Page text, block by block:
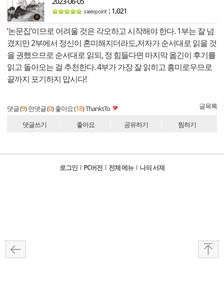
: 1,021
‘논문집’이므로 어려울 것은 각오하고 시작해야 한다. 1부는 잘 넘
겼지만 2부에서 정신이 혼미해지더라도,저자가 순서대로 읽을 것
을 권했으므로 순서대로 읽되, 정 힘들다면 마지막 옮긴이 후기를
읽고 돌아오는 걸 추천한다. 4부가 가장 잘 읽히고 흥미로우므로
끝까지 포기하지 맙시다!
댓글 (9) 먼댓글 (0) 좋아요 (18)ThanksTo 글목록
댓글쓰기 좋아요 공유하기 찜하기
로그인 l PC버전 l 전체 메뉴 l 나의 서재